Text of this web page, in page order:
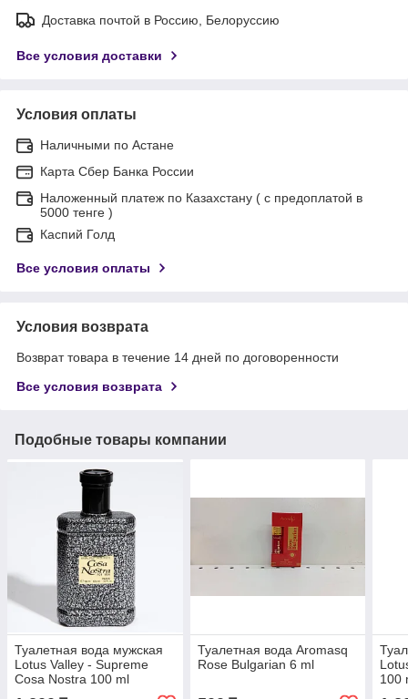
Доставка почтой в Россию, Белоруссию
Все условия доставки
Условия оплаты
Наличными по Астане
Карта Сбер Банка России
Наложенный платеж по Казахстану ( с предоплатой в
5000 тенге )
Каспий Голд
Все условия оплаты
Условия возврата
Возврат товара в течение 14 дней по договоренности
Все условия возврата
Подобные товары компании
Туалетная вода мужская
Lotus Valley - Supreme
Cosa Nostra 100 ml
Туалетная вода Aromasq
Rose Bulgarian 6 ml
100